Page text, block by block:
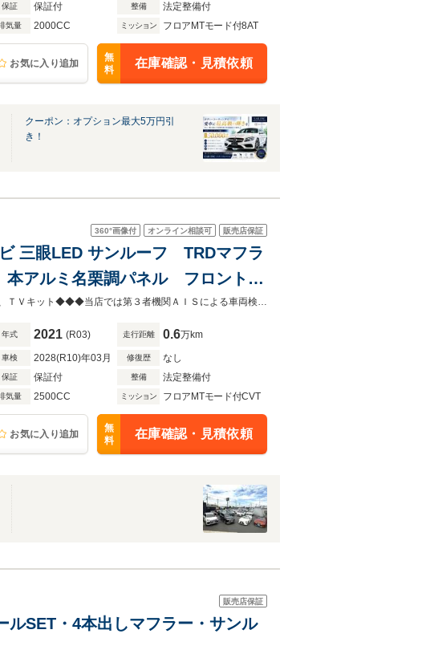
保証 保証付 整備 法定整備付
気量 2000CC ミッション フロアMTモード付8AT
お気に入り追加
無
料
在庫確認・見積依頼
クーポン：オプション最大5万円引
き！
360°画像付 オンライン相談可 販売店保証
三眼LED サンルーフ TRDマフラ
アルミ名栗調パネル フロント周
ョン機能付シートヒーター ステ１オーナー、クリアランスソナー、ブラインドスポットモニター、ＴＶキット◆◆◆当店では第３者機関ＡＩＳによる車両検査を全車受けておりますので安心して購入していただけます◆◆
年式 2021 (R03) 走行距離 0.6万km
車検 2028(R10)年03月 修復歴 なし
保証 保証付 整備 法定整備付
気量 2500CC ミッション フロアMTモード付CVT
お気に入り追加
無
料
在庫確認・見積依頼
販売店保証
ルSET・4本出しマフラー・サンル